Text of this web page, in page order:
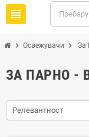
view_headline
chevron_right Освежувачи chevron_right За
ЗА ПАРНО -
Релевантност